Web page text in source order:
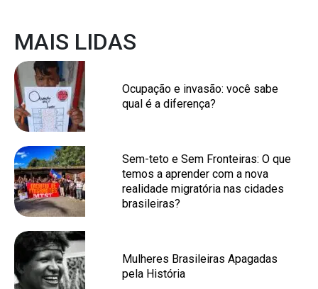
MAIS LIDAS
Ocupação e invasão: você sabe
qual é a diferença?
Sem-teto e Sem Fronteiras: O que
temos a aprender com a nova
realidade migratória nas cidades
brasileiras?
Mulheres Brasileiras Apagadas
pela História